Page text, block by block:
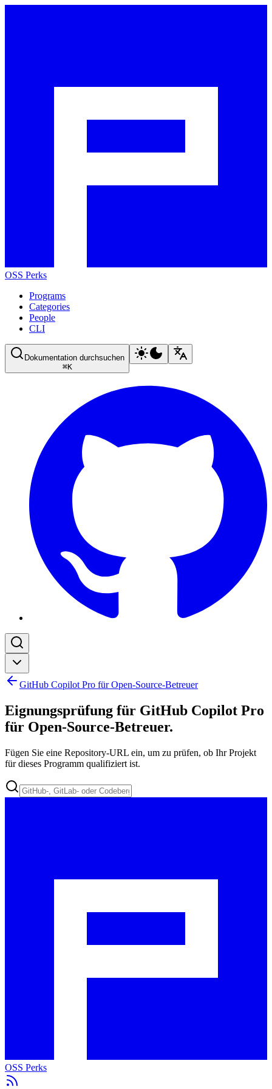
OSS Perks
Programs
Categories
People
CLI
Dokumentation durchsuchen
⌘K
GitHub Copilot Pro für Open-Source-Betreuer
Eignungsprüfung für GitHub Copilot Pro
für Open-Source-Betreuer.
Fügen Sie eine Repository-URL ein, um zu prüfen, ob Ihr Projekt
für dieses Programm qualifiziert ist.
OSS Perks